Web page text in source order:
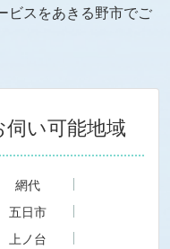
ビスをあきる野市でご
伺い可能地域
網代
五日市
上ノ台